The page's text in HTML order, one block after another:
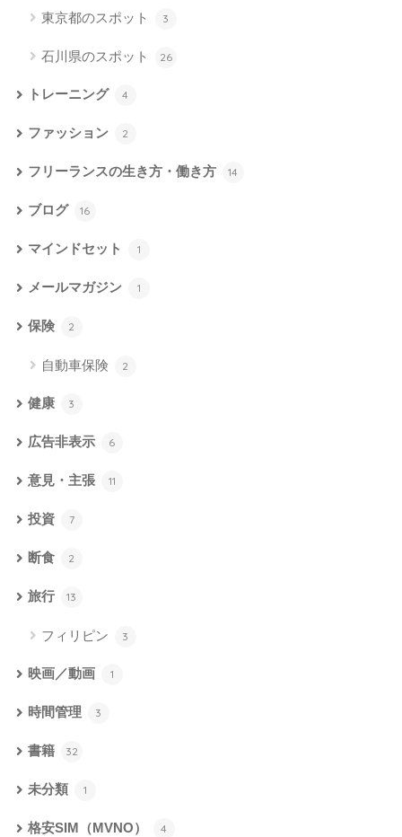
東京都のスポット 3
石川県のスポット 26
トレーニング 4
ファッション 2
フリーランスの生き方・働き方 14
ブログ 16
マインドセット 1
メールマガジン 1
保険 2
自動車保険 2
健康 3
広告非表示 6
意見・主張 11
投資 7
断食 2
旅行 13
フィリピン 3
映画／動画 1
時間管理 3
書籍 32
未分類 1
格安SIM（MVNO） 4